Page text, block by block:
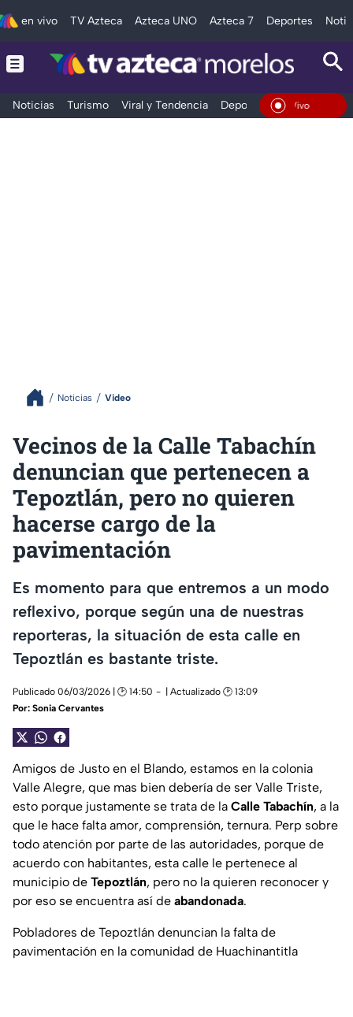
en vivo TV Azteca Azteca UNO Azteca 7 Deportes
Noticias Turismo Viral y Tendencia Deportes Espectáculos
En Vivo
Noticias Video
Vecinos de la Calle Tabachín
denuncian que pertenecen a
Tepoztlán, pero no quieren
hacerse cargo de la
pavimentación
Es momento para que entremos a un modo
reflexivo, porque según una de nuestras
reporteras, la situación de esta calle en
Tepoztlán es bastante triste.
Publicado 06/03/2026 | 🕑 14:50
| Actualizado 🕑 13:09
Por: Sonia Cervantes
Amigos de Justo en el Blando, estamos en la colonia
Valle Alegre, que mas bien debería de ser Valle Triste,
esto porque justamente se trata de la Calle Tabachín, a la
que le hace falta amor, comprensión, ternura. Perp sobre
todo atención por parte de las autoridades, porque de
acuerdo con habitantes, esta calle le pertenece al
municipio de Tepoztlán, pero no la quieren reconocer y
por eso se encuentra así de abandonada.
Pobladores de Tepoztlán denuncian la falta de
pavimentación en la comunidad de Huachinantitla